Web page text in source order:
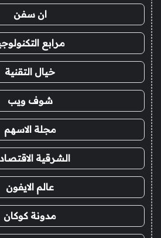
ان سفن
مرابع
خيال التقنية
شوف ويب
مجلة الاسهم
الشرقية
عالم الايفون
مدونة كوكان